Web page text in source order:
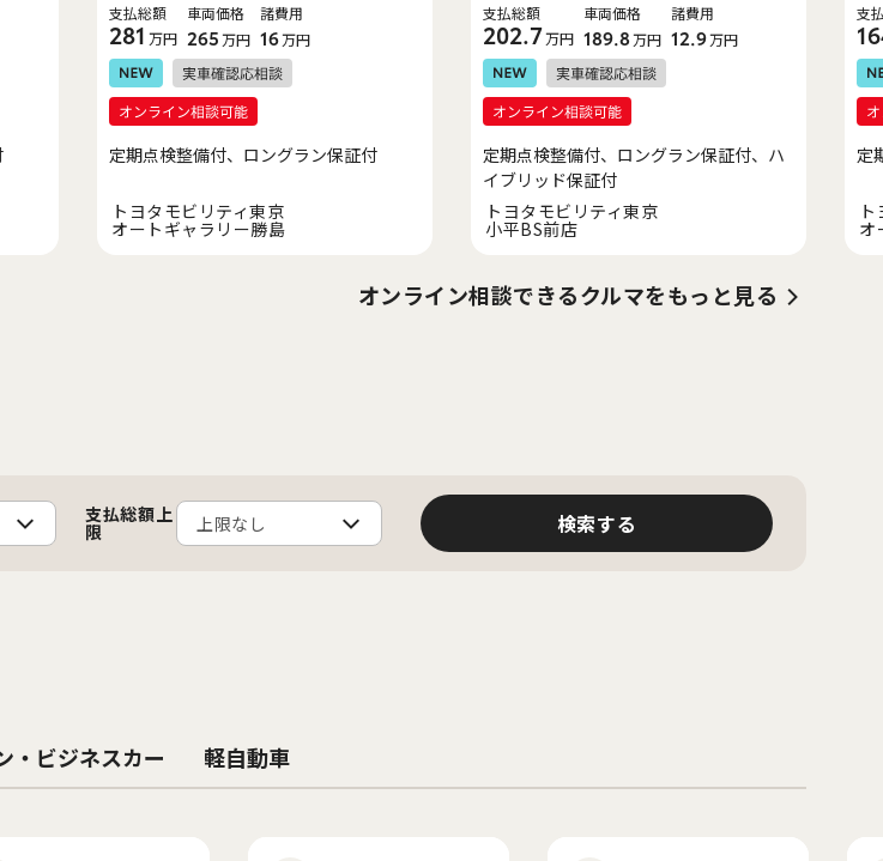
支払総額
281 万円
車両価格
265万円
諸費用
16万円
定期点検整備付、ロングラン保証付
トヨタモビリティ東京
オートギャラリー勝島
支払総額
202.7万円
車両価格
189.8万円
諸費用
12.9万円
定期点検整備付、ロングラン保証付、ハ
イブリッド保証付
トヨタモビリティ東京
小平BS前店
支
定
オ
オンライン相談できるクルマをもっと見る
支払総額上
限
・ビジネスカー 軽自動車